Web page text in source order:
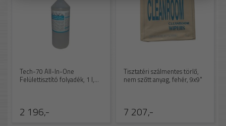
2 196,-
Tech-70 All-In-One
Felülettisztító folyadék, 1 l,
7 207,-
Tisztatéri szálmentes törlő,
nem szőtt anyag, fehér, 9x9"